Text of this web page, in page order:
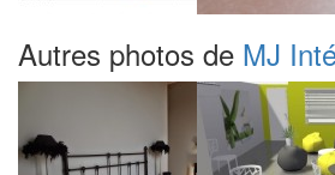
Autres photos de MJ